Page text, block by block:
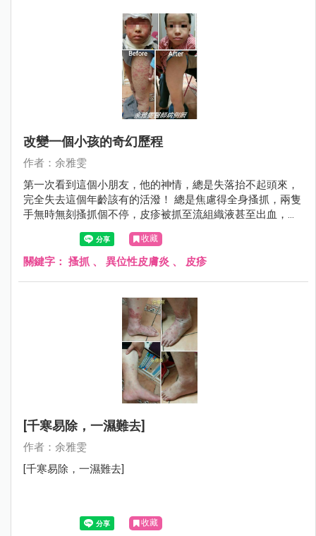
改變一個小孩的奇幻歷程
作者：余雅雯
第一次看到這個小朋友，他的神情，總是失落抬不起頭來，
完全失去這個年齡該有的活潑！ 總是焦慮得全身搔抓，兩隻
手無時無刻搔抓個不停，皮疹被抓至流組織液甚至出血，四
肢及額頭總是包著紗布，母親很心疼的跟我說：在學校都會
被排斥，很怕別人異樣的眼光……
收藏
關鍵字： 搔抓 、 異位性皮膚炎 、 皮疹
[千寒易除，一濕難去]
作者：余雅雯
[千寒易除，一濕難去]
收藏